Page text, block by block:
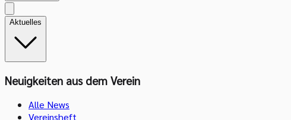
Aktuelles
Neuigkeiten aus dem Verein
Alle News
Vereinsheft